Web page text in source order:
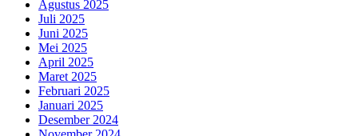
Agustus 2025
Juli 2025
Juni 2025
Mei 2025
April 2025
Maret 2025
Februari 2025
Januari 2025
Desember 2024